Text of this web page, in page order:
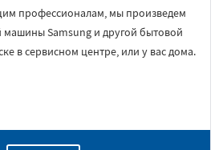
профессионалам, мы произведем
машины Samsung и другой бытовой
в сервисном центре, или у вас дома.